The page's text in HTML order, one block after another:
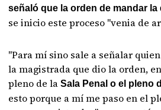
señaló que la orden de mandar la
se inicio este proceso "venia de
"Para mí sino sale a señalar
la magistrada que dio la orden,
pleno de la Sala Penal o el pleno
esto porque a mí me paso en el